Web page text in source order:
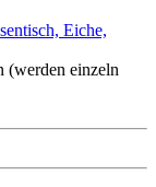
Eiche,
(werden einzeln